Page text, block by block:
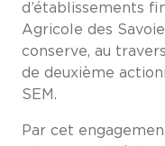
d’établissements
Agricole des
conserve, au
de deuxième
SEM.
Par cet